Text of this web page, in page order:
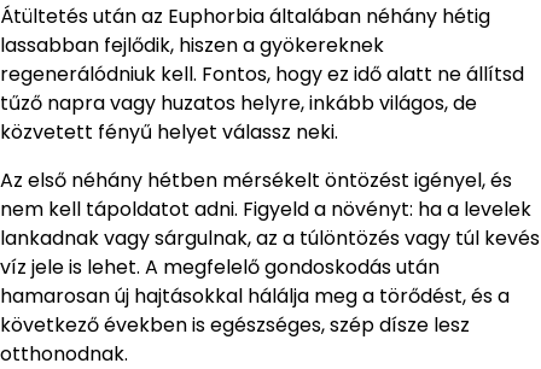
Átültetés után az Euphorbia általában néhány hétig
lassabban fejlődik, hiszen a gyökereknek
regenerálódniuk kell. Fontos, hogy ez idő alatt ne állítsd
tűző napra vagy huzatos helyre, inkább világos, de
közvetett fényű helyet válassz neki.
Az első néhány hétben mérsékelt öntözést igényel, és
nem kell tápoldatot adni. Figyeld a növényt: ha a levelek
lankadnak vagy sárgulnak, az a túlöntözés vagy túl kevés
víz jele is lehet. A megfelelő gondoskodás után
hamarosan új hajtásokkal hálálja meg a törődést, és a
következő években is egészséges, szép dísze lesz
otthonodnak.